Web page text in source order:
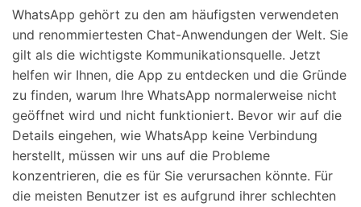
Suchen
WhatsApp gehört zu den am häufigsten verwendeten
und renommiertesten Chat-Anwendungen der Welt. Sie
gilt als die wichtigste Kommunikationsquelle. Jetzt
helfen wir Ihnen, die App zu entdecken und die Gründe
zu finden, warum Ihre WhatsApp normalerweise nicht
geöffnet wird und nicht funktioniert. Bevor wir auf die
Details eingehen, wie WhatsApp keine Verbindung
herstellt, müssen wir uns auf die Probleme
konzentrieren, die es für Sie verursachen könnte. Für
die meisten Benutzer ist es aufgrund ihrer schlechten